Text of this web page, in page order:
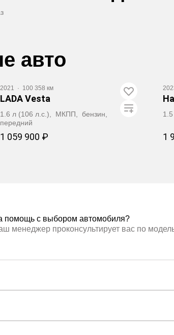
авто
2021 · 100 358 км
LADA Vesta
1.6 л (106 л.с.), МКПП, бензин,
передний
1 059 900 ₽ 1
помощь с выбором автомобиля?
менеджер проконсультирует вас по